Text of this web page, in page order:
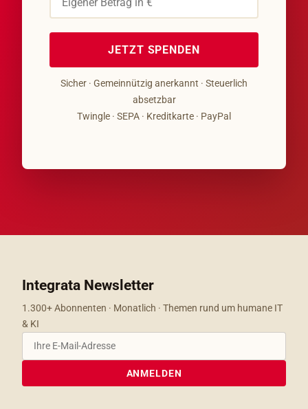
JETZT SPENDEN
Sicher · Gemeinnützig anerkannt · Steuerlich
absetzbar
Twingle · SEPA · Kreditkarte · PayPal
Integrata Newsletter
1.300+ Abonnenten · Monatlich · Themen rund um humane IT
& KI
ANMELDEN